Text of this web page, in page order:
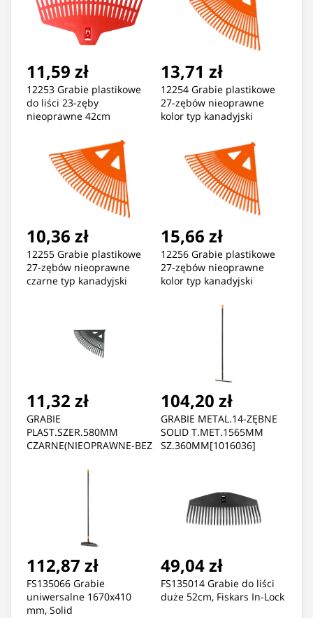
11,59 zł
12253 Grabie plastikowe
do liści 23-zęby
nieoprawne 42cm
13,71 zł
12254 Grabie plastikowe
27-zębów nieoprawne
kolor typ kanadyjski
10,36 zł
12255 Grabie plastikowe
27-zębów nieoprawne
czarne typ kanadyjski
15,66 zł
12256 Grabie plastikowe
27-zębów nieoprawne
kolor typ kanadyjski
11,32 zł
GRABIE
PLAST.SZER.580MM
CZARNE(NIEOPRAWNE-BEZ
104,20 zł
GRABIE METAL.14-ZĘBNE
SOLID T.MET.1565MM
SZ.360MM[1016036]
112,87 zł
FS135066 Grabie
uniwersalne 1670x410
mm, Solid
49,04 zł
FS135014 Grabie do liści
duże 52cm, Fiskars In-Lock